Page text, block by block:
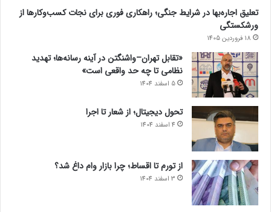
تعلیق اجاره‌بها در شرایط جنگی؛ راهکاری فوری برای نجات کسب‌وکارها از
ورشکستگی
18 فروردین 1405
«تقابل تهران–واشنگتن در آینه رسانه‌ها؛ تهدید
نظامی تا چه حد واقعی است»
5 اسفند 1404
تحول دیجیتال؛ از شعار تا اجرا
4 اسفند 1404
از تورم تا اقساط؛ چرا بازار وام داغ شد؟
3 اسفند 1404